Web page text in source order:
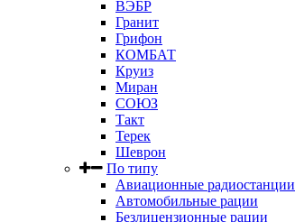
ВЭБР
Гранит
Грифон
КОМБАТ
Круиз
Миран
СОЮЗ
Такт
Терек
Шеврон
По типу
Авиационные радиостанции
Автомобильные рации
Безлицензионные рации